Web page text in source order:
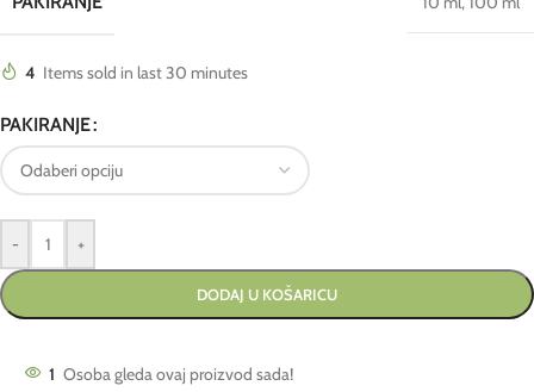
4 Items sold in last 30 minutes
PAKIRANJE
- +
DODAJ U KOŠARICU
1 Osoba gleda ovaj proizvod sada!